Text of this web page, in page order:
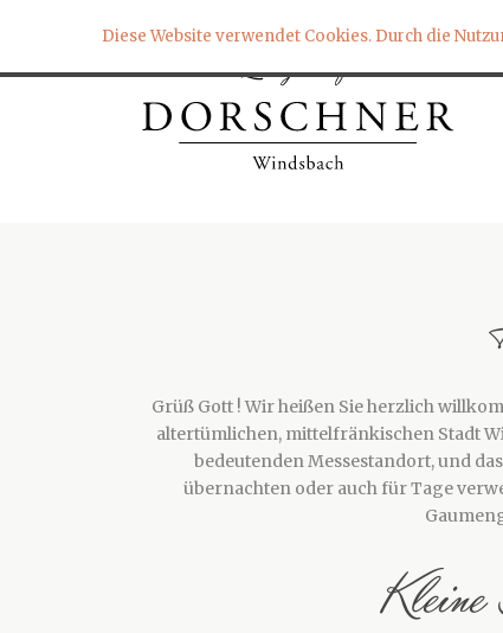
Grüß Gott ! Wir heißen Sie herzlich
altertümlichen, mittelfränkischen Stadt
bedeutenden Messestandort, und
übernachten oder auch für Tage
Kleine
Diese Website verwendet Cookies. Durch die